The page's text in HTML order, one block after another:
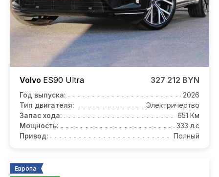
Volvo ES90 Ultra 327 212 BYN
Год выпуска:
2026
Тип двигателя:
Электричество
Запас хода:
651 Км
Мощность:
333 л.с
Привод:
Полный
Европа